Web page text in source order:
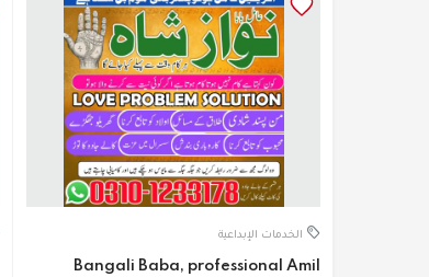
الخدمات الإبداعية
Bangali Baba, professional Amil